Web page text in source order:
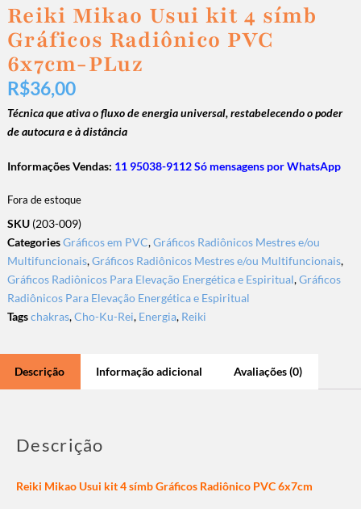
Reiki Mikao Usui kit 4 símb
Gráficos Radiônico PVC
6x7cm-PLuz
R$36,00
Técnica que ativa o fluxo de energia universal, restabelecendo o poder
de autocura e à distância
Informações Vendas: 11 95038-9112 Só mensagens por WhatsApp
Fora de estoque
SKU (203-009)
CategoriesGráficos em PVC,Gráficos Radiônicos Mestres e/ou
Multifuncionais,Gráficos Radiônicos Mestres e/ou Multifuncionais,
Gráficos Radiônicos Para Elevação Energética e Espiritual,Gráficos
Radiônicos Para Elevação Energética e Espiritual
Tagschakras,Cho-Ku-Rei, Energia, Reiki
Descrição Informação adicional Avaliações (0)
Descrição
Reiki Mikao Usui kit 4 símb Gráficos Radiônico PVC 6x7cm